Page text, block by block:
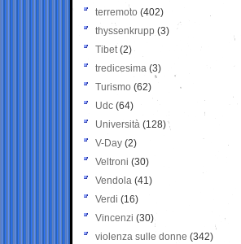
terremoto (402)
thyssenkrupp (3)
Tibet(2)
tredicesima (3)
Turismo (62)
Udc (64)
Università (128)
V-Day (2)
Veltroni (30)
Vendola (41)
Verdi (16)
Vincenzi (30)
violenza sulle donne (342)